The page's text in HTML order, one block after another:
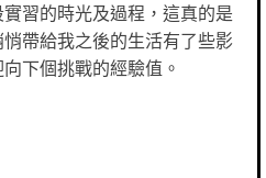
習的時光及過程，這真的是
帶給我之後的生活有了些影
下個挑戰的經驗值。